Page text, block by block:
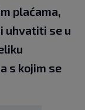
plaćama,
uhvatiti se u
s kojim se